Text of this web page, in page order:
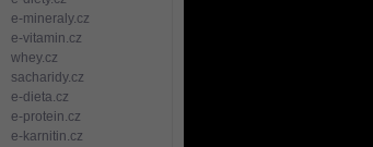
e-mineraly.cz
e-vitamin.cz
whey.cz
sacharidy.cz
e-dieta.cz
e-protein.cz
e-karnitin.cz